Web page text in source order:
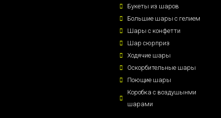
Букеты из шаров
Большие шары с гелием
Шары с конфетти
Шар сюрприз
Ходячие шары
Оскорбительные шары
Поющие шары
Коробка с воздушынми
шарами